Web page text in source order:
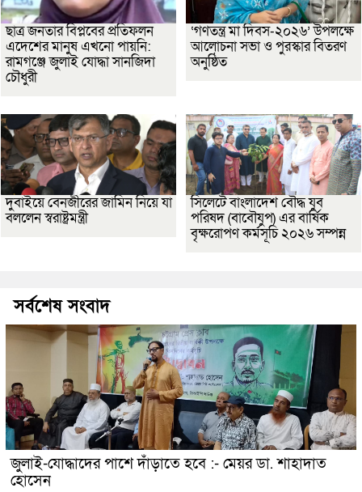
ছাত্র জনতার বিপ্লবের প্রতিফলন
এদেশের মানুষ এখনো পায়নি:
রামগঞ্জে জুলাই যোদ্ধা সানজিদা
চৌধুরী
‘গণতন্ত্র মা দিবস-২০২৬’ উপলক্ষে
আলোচনা সভা ও পুরস্কার বিতরণ
অনুষ্ঠিত
দুবাইয়ে বেনজীরের জামিন নিয়ে যা
বললেন স্বরাষ্ট্রমন্ত্রী
সিলেটে বাংলাদেশ বৌদ্ধ যুব
পরিষদ (বাবৌযুপ) এর বার্ষিক
বৃক্ষরোপণ কর্মসূচি ২০২৬ সম্পন্ন
সর্বশেষ সংবাদ
জুলাই-যোদ্ধাদের পাশে দাঁড়াতে হবে :- মেয়র ডা. শাহাদাত
হোসেন